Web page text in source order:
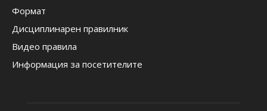
Формат
Дисциплинарен правилник
Видео правила
Информация за посетителите